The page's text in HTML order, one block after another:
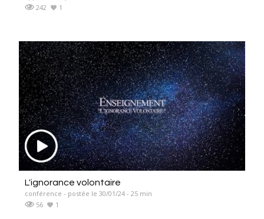
242
1
L'ignorance volontaire
conférence - postée le 30/01/24 - 25 min
56
1